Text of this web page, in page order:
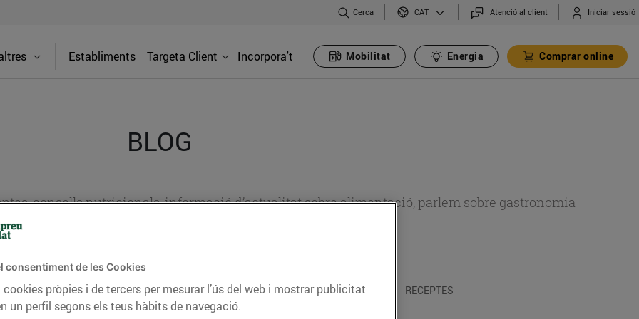
Cerca CAT Atenció al client Iniciar sessió
Establiments Targeta Client Incorpora't Mobilitat Energia Comprar online
BLOG
consells nutricionals, informació d’actualitat sobre alimentació, parlem sobre gastronomia
CONSELLS I HÀBITS SALUDABLES ENERGIA GASTRONOMIA I TRADICIONS RECEPTES
consentiment de les Cookies
pròpies i de tercers per mesurar l’ús del web i mostrar publicitat
un perfil segons els teus hàbits de navegació.